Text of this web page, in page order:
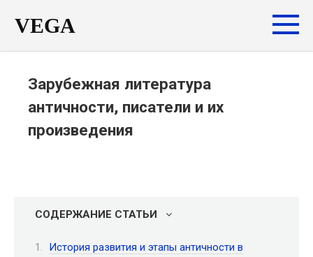
контенту
VEGA
Зарубежная литература
античности, писатели и их
произведения
СОДЕРЖАНИЕ СТАТЬИ
История развития и этапы античности в